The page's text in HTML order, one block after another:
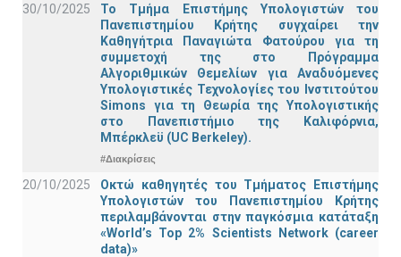
30/10/2025
Το Τμήμα Επιστήμης Υπολογιστών του
Πανεπιστημίου Κρήτης συγχαίρει την
Καθηγήτρια Παναγιώτα Φατούρου για τη
συμμετοχή της στο Πρόγραμμα
Αλγοριθμικών Θεμελίων για Αναδυόμενες
Υπολογιστικές Τεχνολογίες του Ινστιτούτου
Simons για τη Θεωρία της Υπολογιστικής
στο Πανεπιστήμιο της Καλιφόρνια,
Μπέρκλεϋ (UC Berkeley).
#Διακρίσεις
20/10/2025
Οκτώ καθηγητές του Τμήματος Επιστήμης
Υπολογιστών του Πανεπιστημίου Κρήτης
περιλαμβάνονται στην παγκόσμια κατάταξη
«World’s Top 2% Scientists Network (career
data)»